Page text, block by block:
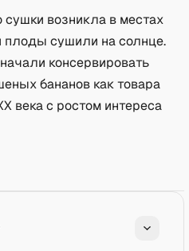
сушки возникла в местах
плоды сушили на солнце.
консервировать
бананов как товара
века с ростом интереса